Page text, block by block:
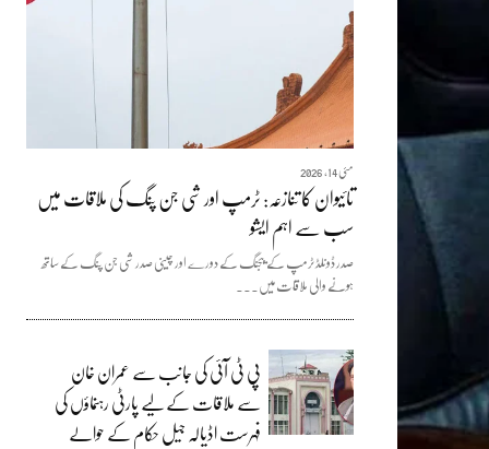
مئی 14, 2026
تائیوان کا تنازعہ: ٹرمپ اور شی جن پنگ کی ملاقات میں
سب سے اہم ایشو
صدر ڈونلڈ ٹرمپ کے بیجنگ کے دورے اور چینی صدر شی جن پنگ کے ساتھ
ہونے والی ملاقات میں...
پی ٹی آئی کی جانب سے عمران خان
سے ملاقات کے لیے پارٹی رہنماؤں کی
فہرست اڈیالہ جیل حکام کے حوالے